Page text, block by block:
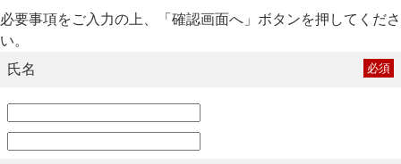
必要事項をご入力の上、「確認画面へ」ボタンを押してくださ
い。
氏名
必須